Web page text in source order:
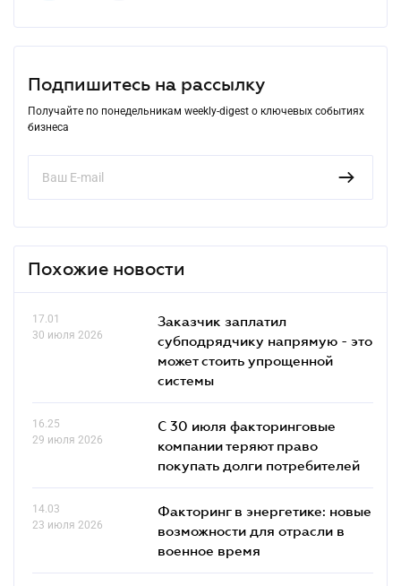
Подпишитесь на рассылку
Получайте по понедельникам weekly-digest о ключевых событиях
бизнеса
Похожие новости
17.01
30 июля 2026
Заказчик заплатил
субподрядчику напрямую - это
может стоить упрощенной
системы
16.25
29 июля 2026
С 30 июля факторинговые
компании теряют право
покупать долги потребителей
14.03
23 июля 2026
Факторинг в энергетике: новые
возможности для отрасли в
военное время